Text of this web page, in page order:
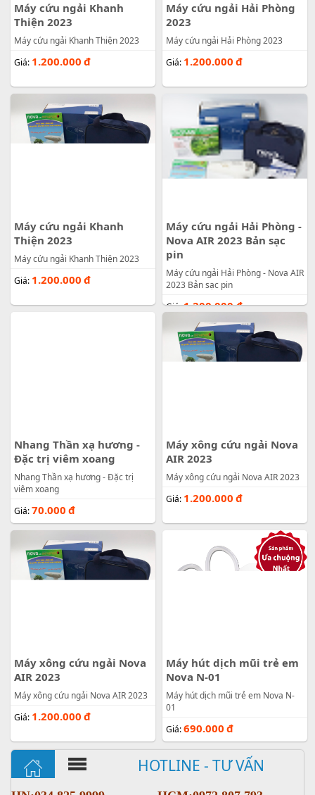
HOTLINE - TƯ VẤN
Máy cứu ngải Khanh
Thiện 2023
Máy cứu ngải Khanh Thiện 2023
Giá: 1.200.000 đ
Máy cứu ngải Hải Phòng
2023
Máy cứu ngải Hải Phòng 2023
Giá: 1.200.000 đ
Máy cứu ngải Khanh
Thiện 2023
Máy cứu ngải Khanh Thiện 2023
Giá: 1.200.000 đ
Máy cứu ngải Hải Phòng -
Nova AIR 2023 Bản sạc
pin
Máy cứu ngải Hải Phòng - Nova AIR
2023 Bản sạc pin
Giá:1.200.000đ
Nhang Thần xạ hương -
Đặc trị viêm xoang
Nhang Thần xạ hương - Đặc trị
viêm xoang
Giá:70.000 đ
Máy xông cứu ngải Nova
AIR 2023
Máy xông cứu ngải Nova AIR 2023
Giá: 1.200.000 đ
Máy xông cứu ngải Nova
AIR 2023
Máy xông cứu ngải Nova AIR 2023
Giá: 1.200.000 đ
Máy hút dịch mũi trẻ em
Nova N-01
Máy hút dịch mũi trẻ em Nova N-
01
Giá:690.000 đ